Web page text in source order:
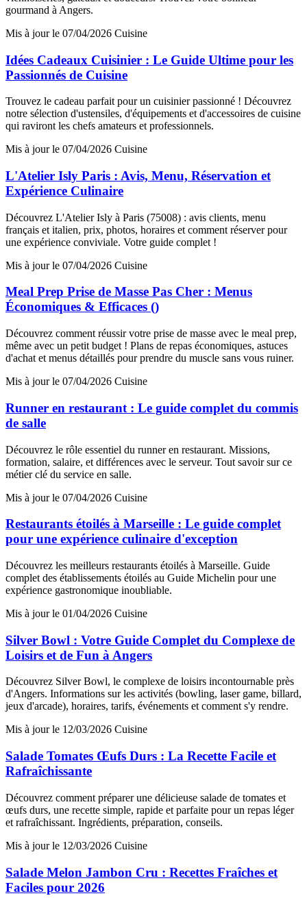
gourmand à Angers.
Mis à jour le 07/04/2026 Cuisine
Idées Cadeaux Cuisinier : Le Guide Ultime pour les
Passionnés de Cuisine
Trouvez le cadeau parfait pour un cuisinier passionné ! Découvrez
notre sélection d'ustensiles, d'équipements et d'accessoires de cuisine
qui raviront les chefs amateurs et professionnels.
Mis à jour le 07/04/2026 Cuisine
L'Atelier Isly Paris : Avis, Menu, Réservation et
Expérience Culinaire
Découvrez L'Atelier Isly à Paris (75008) : avis clients, menu
français et italien, prix, photos, horaires et comment réserver pour
une expérience conviviale. Votre guide complet !
Mis à jour le 07/04/2026 Cuisine
Meal Prep Prise de Masse Pas Cher : Menus
Économiques & Efficaces ()
Découvrez comment réussir votre prise de masse avec le meal prep,
même avec un petit budget ! Plans de repas économiques, astuces
d'achat et menus détaillés pour prendre du muscle sans vous ruiner.
Mis à jour le 07/04/2026 Cuisine
Runner en restaurant : Le guide complet du commis
de salle
Découvrez le rôle essentiel du runner en restaurant. Missions,
formation, salaire, et différences avec le serveur. Tout savoir sur ce
métier clé du service en salle.
Mis à jour le 07/04/2026 Cuisine
Restaurants étoilés à Marseille : Le guide complet
pour une expérience culinaire d'exception
Découvrez les meilleurs restaurants étoilés à Marseille. Guide
complet des établissements étoilés au Guide Michelin pour une
expérience gastronomique inoubliable.
Mis à jour le 01/04/2026 Cuisine
Silver Bowl : Votre Guide Complet du Complexe de
Loisirs et de Fun à Angers
Découvrez Silver Bowl, le complexe de loisirs incontournable près
d'Angers. Informations sur les activités (bowling, laser game, billard,
jeux d'arcade), horaires, tarifs, événements et comment s'y rendre.
Mis à jour le 12/03/2026 Cuisine
Salade Tomates Œufs Durs : La Recette Facile et
Rafraîchissante
Découvrez comment préparer une délicieuse salade de tomates et
œufs durs, une recette simple, rapide et parfaite pour un repas léger
et rafraîchissant. Ingrédients, préparation, conseils.
Mis à jour le 12/03/2026 Cuisine
Salade Melon Jambon Cru : Recettes Fraîches et
Faciles pour 2026